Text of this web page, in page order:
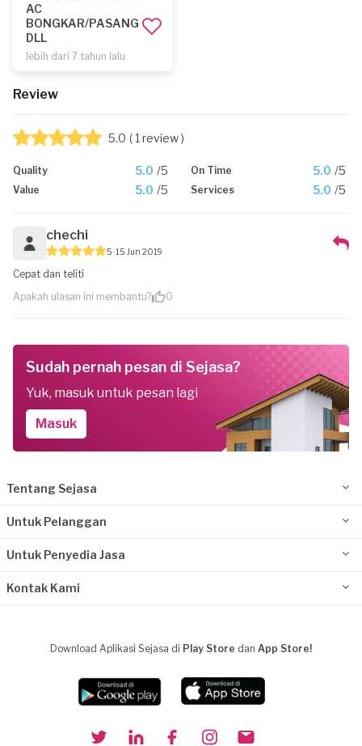
AC
BONGKAR/PASANG
DLL
lebih dari 7 tahun lalu
Review
5.0 ( 1 review )
Quality 5.0 /5 On Time 5.0 /5
Value 5.0 /5 Services 5.0 /5
chechi
5 15 Jun 2019
Cepat dan teliti
Apakah ulasan ini membantu?
0
Sudah pernah pesan di Sejasa?
Yuk, masuk untuk pesan lagi
Masuk
Tentang Sejasa
Untuk Pelanggan
Untuk Penyedia Jasa
Kontak Kami
Download Aplikasi Sejasa di Play Store dan App Store!